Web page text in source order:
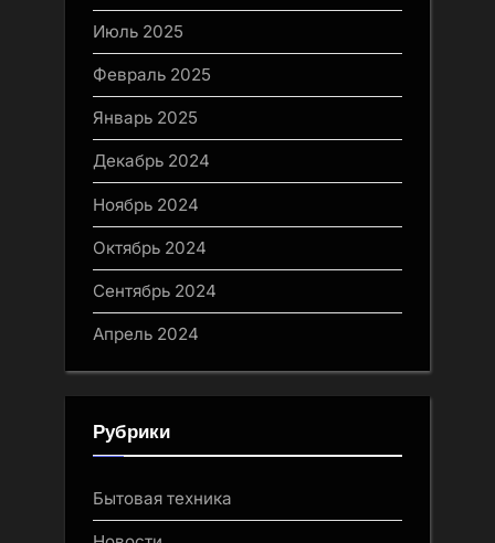
Июль 2025
Февраль 2025
Январь 2025
Декабрь 2024
Ноябрь 2024
Октябрь 2024
Сентябрь 2024
Апрель 2024
Рубрики
Бытовая техника